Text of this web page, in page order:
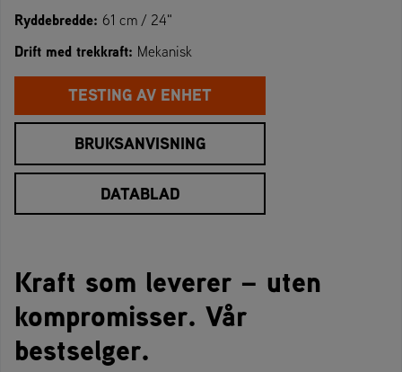
TESTING AV ENHET
BRUKSANVISNING
DATABLAD
Ryddebredde: 61 cm / 24"
Drift med trekkraft: Mekanisk
Kraft som leverer – uten
kompromisser. Vår
bestselger.